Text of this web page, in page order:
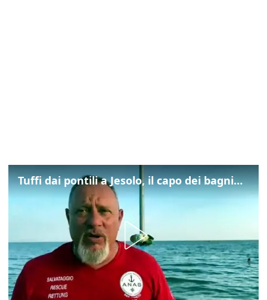
Tuffi dai pontili a Jesolo, il capo dei bagnini: "L'impegno di tutti per evitare altre tragedie"